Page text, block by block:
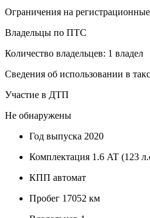
Ограничения на
Владельцы по ПТС
Количество владельцев: 1 владел
Сведения об использовании в
Участие в ДТП
Не обнаружены
Год выпуска 2020
Комплектация 1.6 AT (123
КПП автомат
Пробег 17052 км